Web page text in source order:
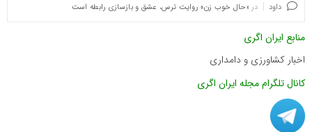
داود در «حال خوب زن» روایت ترس، عشق و بازسازی رابطه است
منابع ایران اگری
اخبار کشاورزی و دامداری
کانال تلگرام مجله ایران اگری